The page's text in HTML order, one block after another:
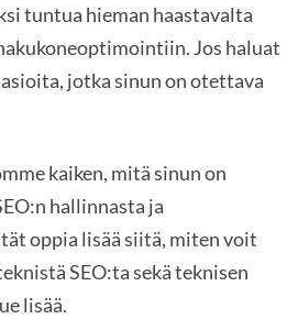
tuntua hieman haastavalta
Jos haluat
jotka sinun on otettava
kaiken, mitä sinun on
hallinnasta ja
oppia lisää siitä, miten voit
SEO:ta sekä teknisen
lisää.